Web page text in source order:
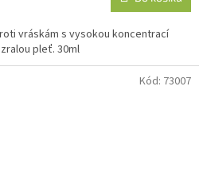
vráskám s vysokou koncentrací
pleť. 30ml
Kód: 73007